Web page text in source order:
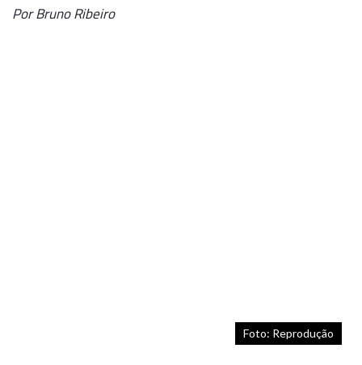
Por Bruno Ribeiro
Foto: Reprodução